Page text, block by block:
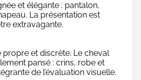
et élégante : pantalon,
La présentation est
extravagante.
et discrète. Le cheval
pansé : crins, robe et
de l’évaluation visuelle.